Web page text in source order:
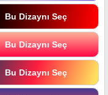
Bu Dizaynı Seç
Bu Dizaynı Seç
Bu Dizaynı Seç